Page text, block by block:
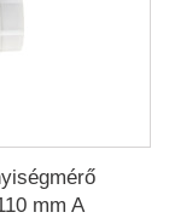
mm A